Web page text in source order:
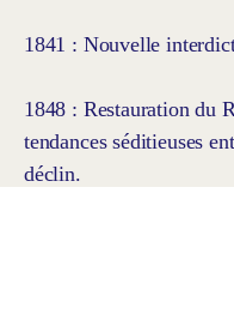
1841 : Nouvelle
1848 : Restauration du
tendances séditieuses
déclin.